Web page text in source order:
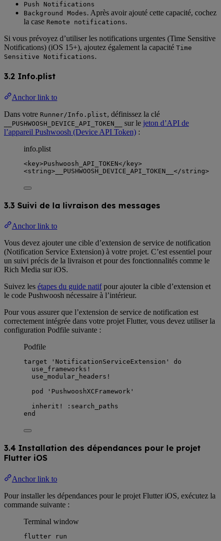
Push Notifications
Background Modes. Après avoir ajouté cette capacité, cochez
la case Remote notifications.
Si vous prévoyez d’utiliser les notifications urgentes (Time Sensitive
Notifications) (iOS 15+), ajoutez également la capacité Time
Sensitive Notifications.
3.2 Info.plist
Anchor link to
Dans votre Runner/Info.plist, définissez la clé
__PUSHWOOSH_DEVICE_API_TOKEN__ sur le jeton d’API de
l’appareil Pushwoosh (Device API Token) :
info.plist
<key>Pushwoosh_API_TOKEN</ key>
<string> __PUSHWOOSH_DEVICE_API_TOKEN__ </string>
3.3 Suivi de la livraison des messages
Anchor link to
Vous devez ajouter une cible d’extension de service de notification
(Notification Service Extension) à votre projet. C’est essentiel pour
un suivi précis de la livraison et pour des fonctionnalités comme le
Rich Media sur iOS.
Suivez les étapes du guide natifpour ajouter la cible d’extension et
le code Pushwoosh nécessaire à l’intérieur.
Pour vous assurer que l’extension de service de notification est
correctement intégrée dans votre projet Flutter, vous devez utiliser la
configuration Podfile suivante :
Podfile
target ' NotificationServiceExtension '
do
use_frameworks!
use_modular_headers!
pod
' PushwooshXCFramework '
inherit!
: search_paths
end
3.4 Installation des dépendances pour le projet
Flutter iOS
Anchor link to
Pour installer les dépendances pour le projet Flutter iOS, exécutez la
commande suivante :
Terminal window
flutter run